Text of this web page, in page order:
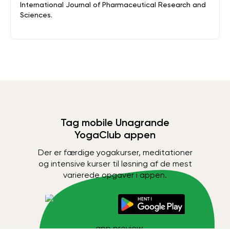
International Journal of Pharmaceutical Research and
Sciences.
Tag mobile Unagrande
YogaClub appen
Der er færdige yogakurser, meditationer
og intensive kurser til løsning af de mest
varierede opgaver i appen.